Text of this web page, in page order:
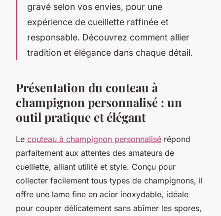
gravé selon vos envies, pour une
expérience de cueillette raffinée et
responsable. Découvrez comment allier
tradition et élégance dans chaque détail.
Présentation du couteau à
champignon personnalisé : un
outil pratique et élégant
Le couteau à champignon personnalisé répond
parfaitement aux attentes des amateurs de
cueillette, alliant utilité et style. Conçu pour
collecter facilement tous types de champignons, il
offre une lame fine en acier inoxydable, idéale
pour couper délicatement sans abîmer les spores,